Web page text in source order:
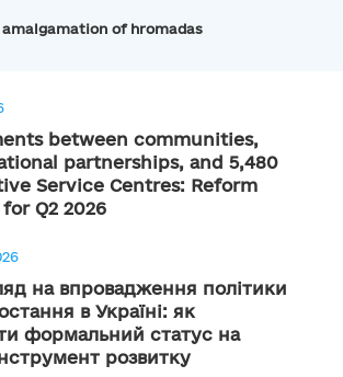
amalgamation of hromadas
between communities,
partnerships, and 5,480
Service Centres: Reform
Q2 2026
на впровадження політики
в Україні: як
формальний статус на
розвитку